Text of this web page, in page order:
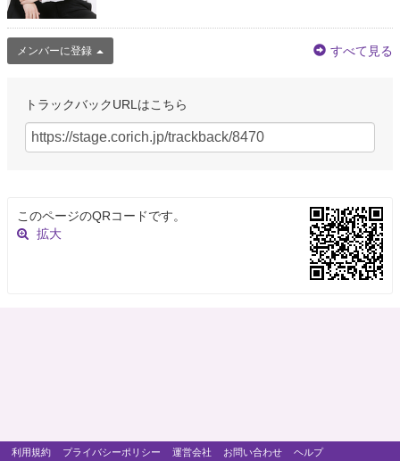
メンバーに登録 すべて見る
トラックバックURLはこちら
このページのQRコードです。
拡大
利用規約 プライバシーポリシー 運営会社 お問い合わせ
ヘルプ